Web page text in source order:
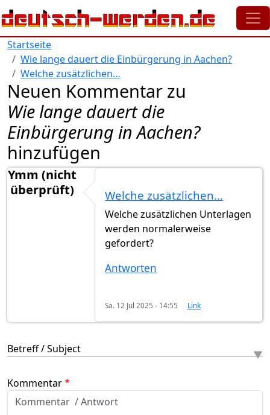
Direkt zum Inhalt
Startseite
Wie lange dauert die Einbürgerung in Aachen?
Welche zusätzlichen…
Neuen Kommentar zu
Wie lange dauert die
Einbürgerung in Aachen?
hinzufügen
Ymm (nicht
überprüft)
Welche zusätzlichen…
Welche zusätzlichen Unterlagen
werden normalerweise
gefordert?
Antworten
Sa. 12 Jul 2025 - 14:55 Link
Betreff / Subject
Kommentar